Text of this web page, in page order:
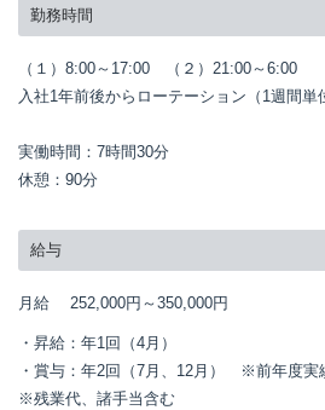
勤務時間
（１）8:00～17:00　（２）21:00～6:00
入社1年前後からローテーション（1週間単
実働時間：7時間30分
休憩：90分
給与
月給 252,000円～ 350,000円
・昇給：年1回（4月）
・賞与：年2回（7月、12月）　※前年度実
※残業代、諸手当含む